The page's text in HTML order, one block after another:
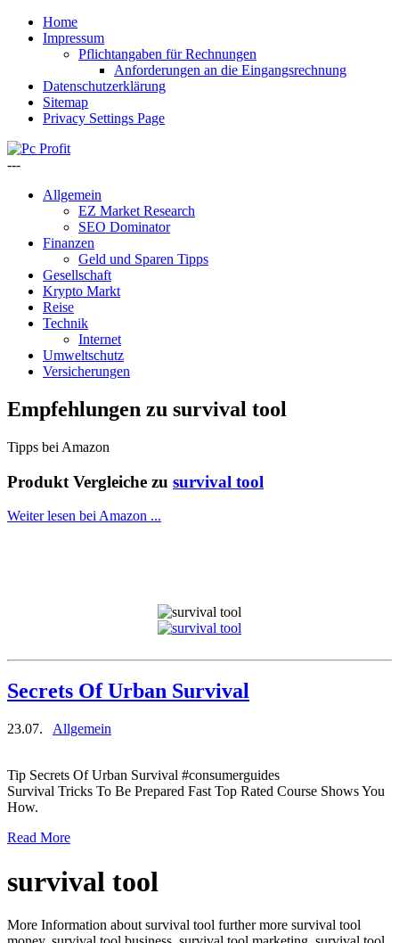
Home
Impressum
Pflichtangaben für Rechnungen
Anforderungen an die Eingangsrechnung
Datenschutzerklärung
Sitemap
Privacy Settings Page
---
Allgemein
EZ Market Research
SEO Dominator
Finanzen
Geld und Sparen Tipps
Gesellschaft
Krypto Markt
Reise
Technik
Internet
Umweltschutz
Versicherungen
Empfehlungen zu survival tool
Tipps bei Amazon
Produkt Vergleiche zu survival tool
Weiter lesen bei Amazon ...
Secrets Of Urban Survival
23.07. Allgemein
Tip Secrets Of Urban Survival #consumerguides
Survival Tricks To Be Prepared Fast Top Rated Course Shows You
How.
Read More
survival tool
More Information about survival tool further more survival tool